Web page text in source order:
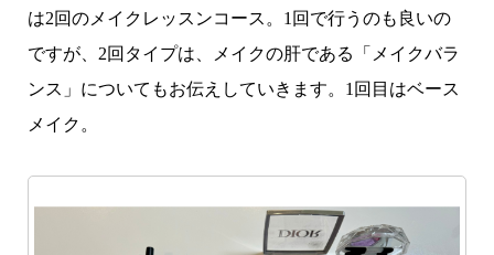
は2回のメイクレッスンコース。1回で行うのも良いの
ですが、2回タイプは、メイクの肝である「メイクバラ
ンス」についてもお伝えしていきます。1回目はベース
メイク。